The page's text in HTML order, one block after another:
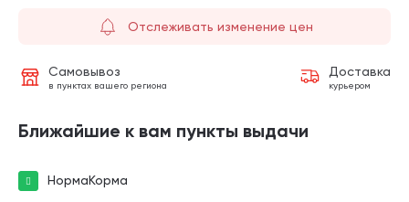
Отслеживать изменение цен
Самовывоз
в пунктах вашего региона
Доставка
курьером
Ближайшие к вам пункты выдачи
НормаКорма